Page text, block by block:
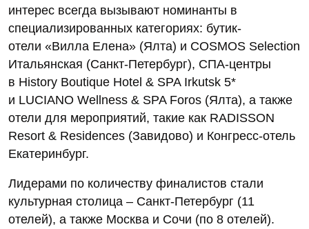
интерес всегда вызывают номинанты в
специализированных категориях: бутик-
отели «Вилла Елена» (Ялта) и COSMOS Selection
Итальянская (Санкт-Петербург), СПА-центры
в History Boutique Hotel & SPA Irkutsk 5*
и LUCIANO Wellness & SPA Foros (Ялта), а также
отели для мероприятий, такие как RADISSON
Resort & Residences (Завидово) и Конгресс-отель
Екатеринбург.
Лидерами по количеству финалистов стали
культурная столица – Санкт-Петербург (11
отелей), а также Москва и Сочи (по 8 отелей).